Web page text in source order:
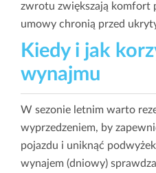
zwrotu zwiększają komfort
umowy chronią przed
Kiedy i jak
wynajmu
W sezonie letnim warto
wyprzedzeniem, by
pojazdu i uniknąć
wynajem (dniowy)